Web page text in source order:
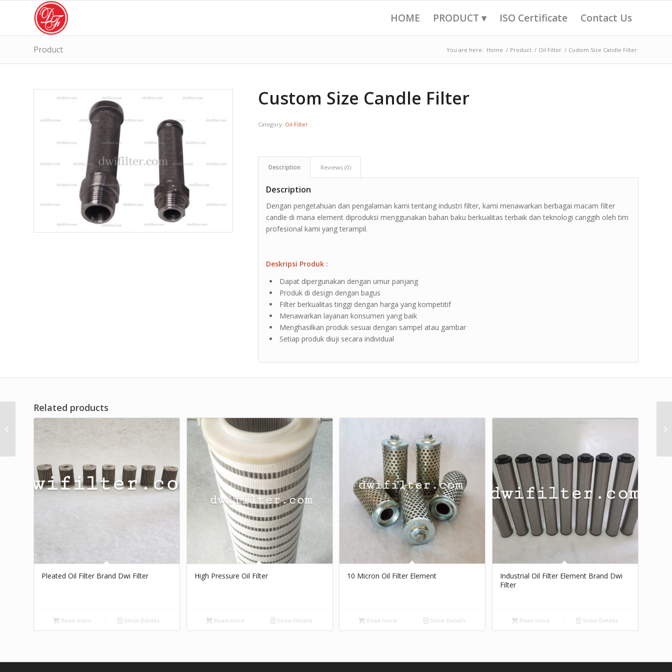
HOME PRODUCT ▾ ISO Certificate Contact Us
Product You are here: Home / Product / Oil Filter / Custom Size Candle Filter
Custom Size Candle Filter
Category: Oil Filter
Description Reviews (0)
Description
Dengan pengetahuan dan pengalaman kami tentang industri filter, kami menawarkan berbagai macam filter
candle di mana element diproduksi menggunakan bahan baku berkualitas terbaik dan teknologi canggih oleh tim
profesional kami yang terampil.
Deskripsi Produk :
Dapat dipergunakan dengan umur panjang
Produk di design dengan bagus
Filter berkualitas tinggi dengan harga yang kompetitif
Menawarkan layanan konsumen yang baik
Menghasilkan produk sesuai dengan sampel atau gambar
Setiap produk diuji secara individual
Related products
Pleated Oil Filter Brand Dwi Filter
Read more Show Details
High Pressure Oil Filter
Read more Show Details
10 Micron Oil Filter Element
Read more Show Details
Industrial Oil Filter Element Brand Dwi
Filter
Read more Show Details
Candle SS Liquid Filter